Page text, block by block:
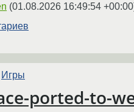
(01.08.2026 16:49:54 +00:00
Игры
ported-to-